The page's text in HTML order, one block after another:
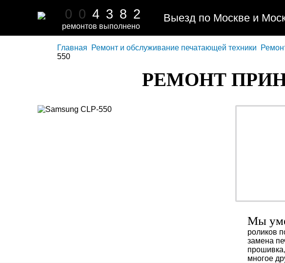
0 0 4 3 8 2
ремонтов выполнено
Выезд по Москве и
Главная Ремонт и обслуживание печатающей техники
550
РЕМОНТ
Мы
роликов
замена
многое